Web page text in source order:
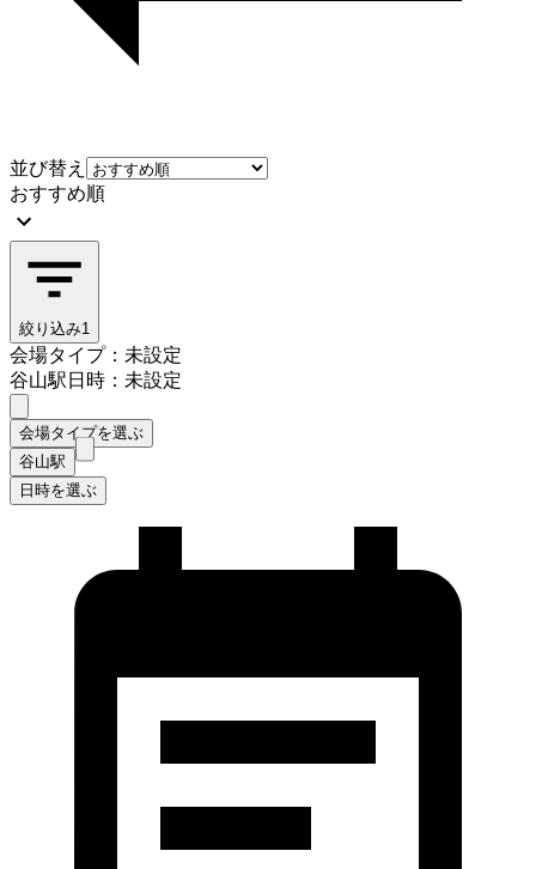
並び替え
おすすめ順
絞り込み1
会場タイプ：未設定
谷山駅日時：未設定
会場タイプを選ぶ
谷山駅
日時を選ぶ